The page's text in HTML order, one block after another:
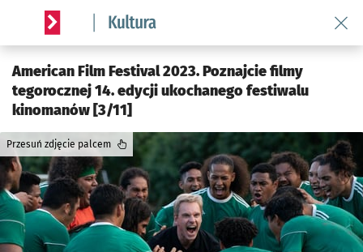
Serwis informacyjny wroclaw.pl podserwis: Kultura
American Film Festival 2023. Poznajcie filmy
tegorocznej 14. edycji ukochanego festiwalu
kinomanów [3/11]
Przesuń zdjęcie palcem